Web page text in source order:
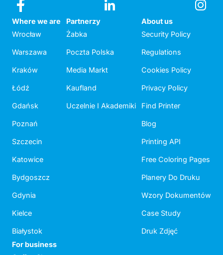
Where we are
Wrocław
Warszawa
Kraków
Łódź
Gdańsk
Poznań
Szczecin
Katowice
Bydgoszcz
Gdynia
Kielce
Białystok
Partnerzy
Żabka
Poczta Polska
Media Markt
Kaufland
Uczelnie I Akademiki
About us
Security Policy
Regulations
Cookies Policy
Privacy Policy
Find Printer
Blog
Printing API
Free Coloring Pages
Planery Do Druku
Wzory Dokumentów
Case Study
Druk Zdjęć
For business